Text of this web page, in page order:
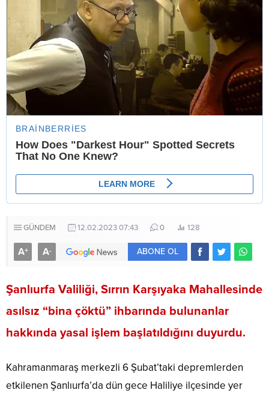
GÜNDEM 12.02.2023 07:43 0 128
A+ A- ABONE OL
Şanlıurfa Valiliği, Sırrın Karşıyaka Mahallesinde
asılsız “bina çöktü” ihbarında bulunanlar
hakkında yasal işlem başlatıldığını duyurdu.
Kahramanmaraş merkezli 6 Şubat’taki depremlerden
etkilenen Şanlıurfa’da dün gece Haliliye ilçesinde yer